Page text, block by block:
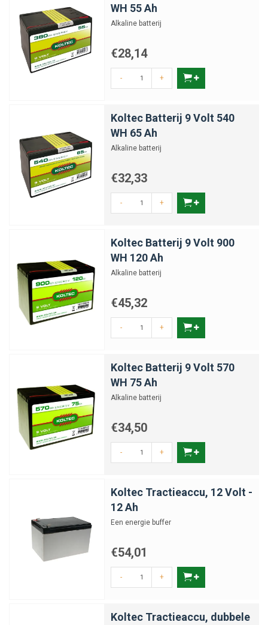
WH 55 Ah
Alkaline batterij
€28,14
- +
Koltec Batterij 9 Volt 540
WH 65 Ah
Alkaline batterij
€32,33
- +
Koltec Batterij 9 Volt 900
WH 120 Ah
Alkaline batterij
€45,32
- +
Koltec Batterij 9 Volt 570
WH 75 Ah
Alkaline batterij
€34,50
- +
Koltec Tractieaccu, 12 Volt -
12 Ah
Een energie buffer
€54,01
- +
Koltec Tractieaccu, dubbele